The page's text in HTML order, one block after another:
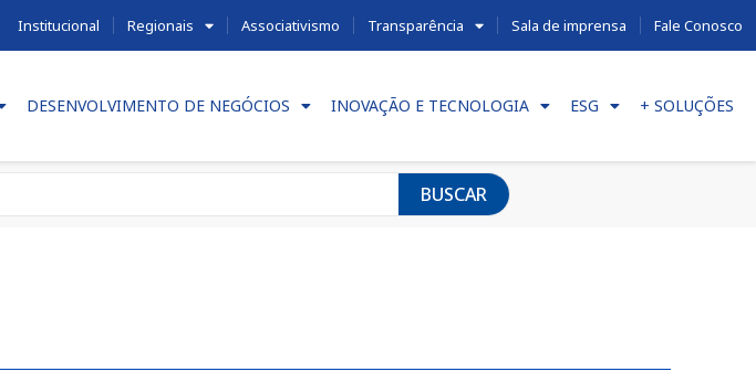
Institucional Regionais Associativismo Transparência Sala de imprensa Fale Conosco
DESENVOLVIMENTO DE NEGÓCIOS INOVAÇÃO E TECNOLOGIA ESG + SOLUÇÕES
BUSCAR